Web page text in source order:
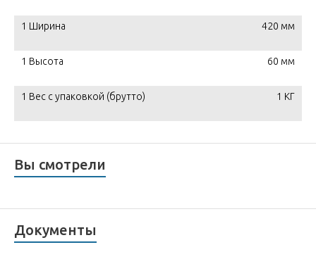
1 Ширина 420 мм
1 Высота 60 мм
1 Вес с упаковкой (брутто) 1 КГ
Вы смотрели
Документы